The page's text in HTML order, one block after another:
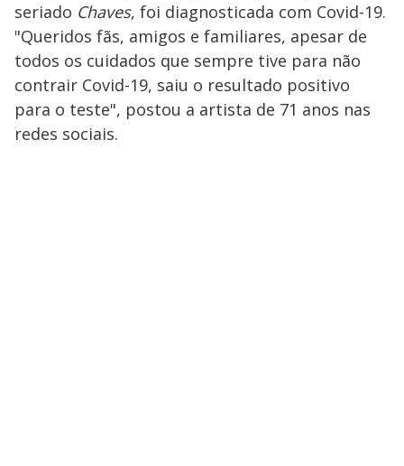
seriado Chaves, foi diagnosticada com Covid-19.
"Queridos fãs, amigos e familiares, apesar de
todos os cuidados que sempre tive para não
contrair Covid-19, saiu o resultado positivo
para o teste", postou a artista de 71 anos nas
redes sociais.